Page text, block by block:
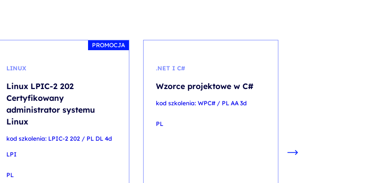
PROMOCJA
LINUX
Linux LPIC-2 202
Certyfikowany
administrator systemu
Linux
kod szkolenia: LPIC-2 202 / PL DL 4d
LPI
PL
.NET I C#
Wzorce projektowe w C#
kod szkolenia: WPC# / PL AA 3d
PL